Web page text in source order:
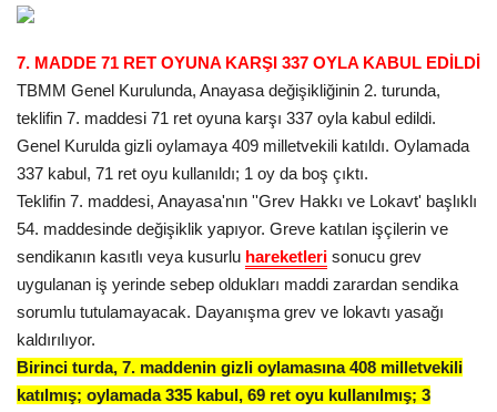
Spor
Gündem
Tekno Bilim
Ekonomi
Galeriler
Siyaset
7. MADDE 71 RET OYUNA KARŞI 337 OYLA KABUL EDİLDİ
TBMM Genel Kurulunda, Anayasa değişikliğinin 2. turunda,
teklifin 7. maddesi 71 ret oyuna karşı 337 oyla kabul edildi.
Genel Kurulda gizli oylamaya 409 milletvekili katıldı. Oylamada
337 kabul, 71 ret oyu kullanıldı; 1 oy da boş çıktı.
Teklifin 7. maddesi, Anayasa'nın ''Grev Hakkı ve Lokavt' başlıklı
54. maddesinde değişiklik yapıyor. Greve katılan işçilerin ve
sendikanın kasıtlı veya kusurlu hareketleri sonucu grev
uygulanan iş yerinde sebep oldukları maddi zarardan sendika
sorumlu tutulamayacak. Dayanışma grev ve lokavtı yasağı
kaldırılıyor.
Birinci turda, 7. maddenin gizli oylamasına 408 milletvekili
katılmış; oylamada 335 kabul, 69 ret oyu kullanılmış; 3